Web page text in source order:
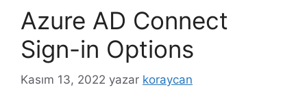
Azure AD Connect
Sign-in Options
Kasım 13, 2022 yazar koraycan